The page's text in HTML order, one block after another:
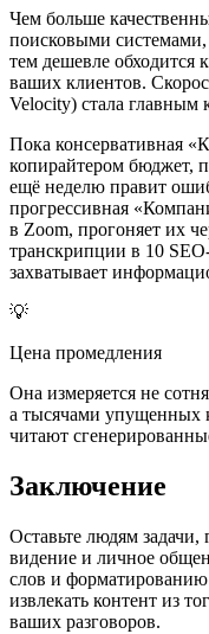
Чем больше
поисковыми
тем дешевле
ваших клиентов.
Velocity) стала
Пока консервативная
копирайтером бюджет,
ещё неделю правит
прогрессивная
в Zoom, прогоняет их
транскрипции в 10
захватывает
💡
Цена промедления
Она измеряется не
а тысячами упущенных
читают
Заключение
Оставьте людям задачи,
видение и личное
слов и форматированию
извлекать контент из
ваших разговоров.